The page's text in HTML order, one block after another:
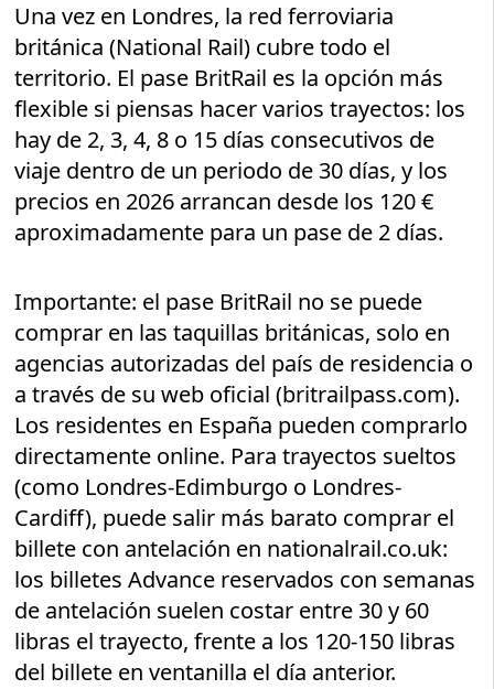
Una vez en Londres, la red ferroviaria
británica (National Rail) cubre todo el
territorio. El pase BritRail es la opción más
flexible si piensas hacer varios trayectos: los
hay de 2, 3, 4, 8 o 15 días consecutivos de
viaje dentro de un periodo de 30 días, y los
precios en 2026 arrancan desde los 120 €
aproximadamente para un pase de 2 días.
Importante: el pase BritRail no se puede
comprar en las taquillas británicas, solo en
agencias autorizadas del país de residencia o
a través de su web oficial (britrailpass.com).
Los residentes en España pueden comprarlo
directamente online. Para trayectos sueltos
(como Londres-Edimburgo o Londres-
Cardiff), puede salir más barato comprar el
billete con antelación en nationalrail.co.uk:
los billetes Advance reservados con semanas
de antelación suelen costar entre 30 y 60
libras el trayecto, frente a los 120-150 libras
del billete en ventanilla el día anterior.